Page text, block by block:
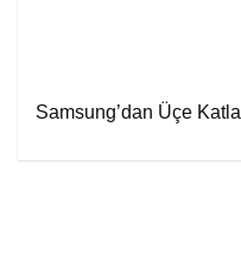
Samsung’dan Üçe